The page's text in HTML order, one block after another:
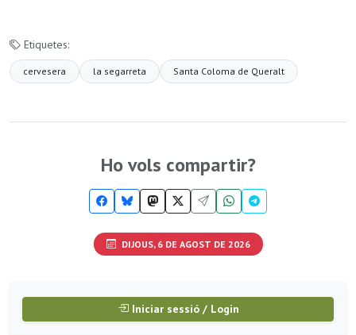
Etiquetes:
cervesera la segarreta Santa Coloma de Queralt
Ho vols compartir?
DIJOUS, 6 DE AGOST DE 2026
Iniciar sessió / Login